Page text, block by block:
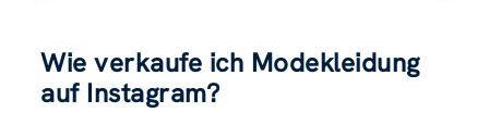
Wie verkaufe ich Modekleidung
auf Instagram?